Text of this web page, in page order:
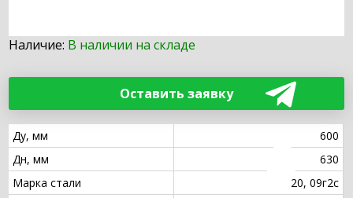
Наличие: В наличии на складе
Оставить заявку
Ду, мм
600
Дн, мм
630
Марка стали
20, 09г2с